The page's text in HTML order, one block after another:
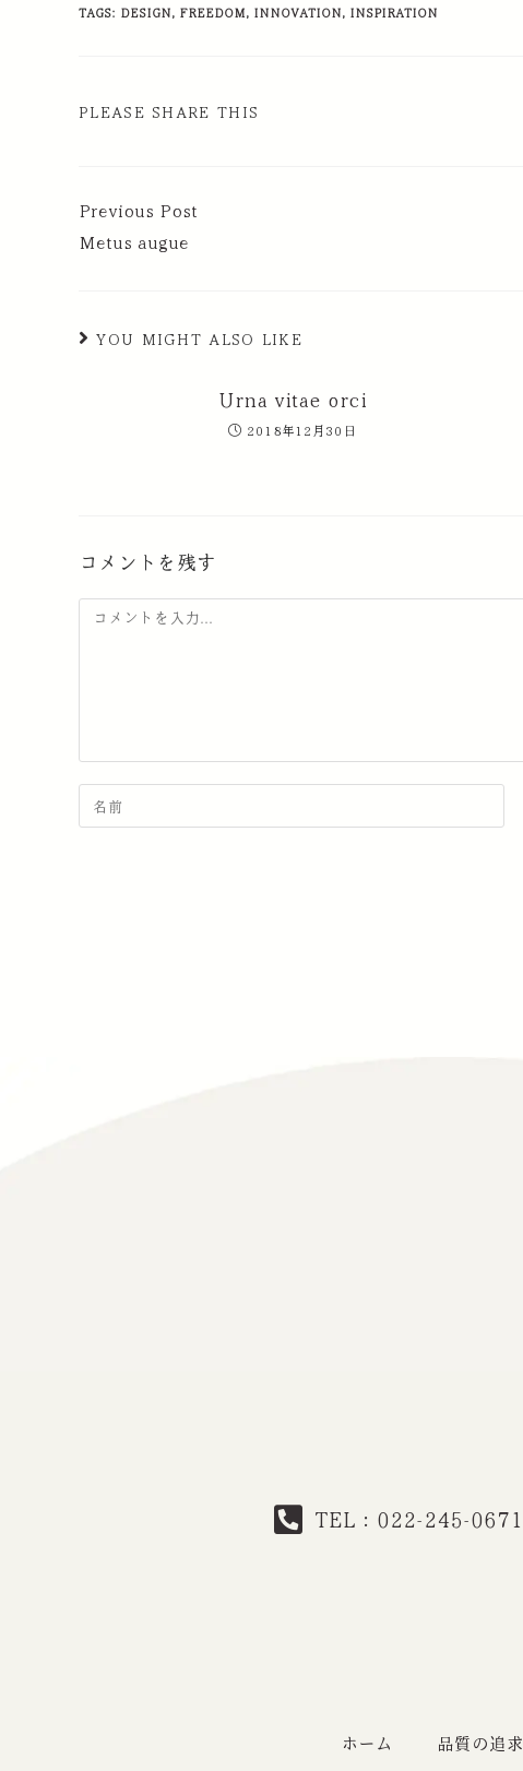
TAGS: DESIGN FREEDOM INNOVATION INSPIRATION
PLEASE SHARE THIS
Previous Post
Metus augue
YOU MIGHT ALSO LIKE
Urna vitae orci
2018年12月30日
コメントを残す
TEL：022-245-0671
ホーム 品質の追求